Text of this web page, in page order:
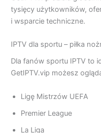
tysięcy użytkowników,
i wsparcie techniczne.
IPTV dla sportu – piłka
Dla fanów sportu IPTV to
GetIPTV.vip możesz
Ligę Mistrzów UEFA
Premier League
La Liga